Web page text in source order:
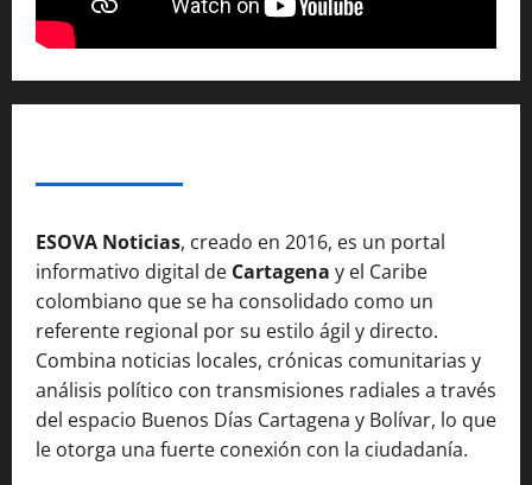
ESOVA Noticias, creado en 2016, es un portal
informativo digital de Cartagena y el Caribe
colombiano que se ha consolidado como un
referente regional por su estilo ágil y directo.
Combina noticias locales, crónicas comunitarias y
análisis político con transmisiones radiales a través
del espacio Buenos Días Cartagena y Bolívar, lo que
le otorga una fuerte conexión con la ciudadanía.